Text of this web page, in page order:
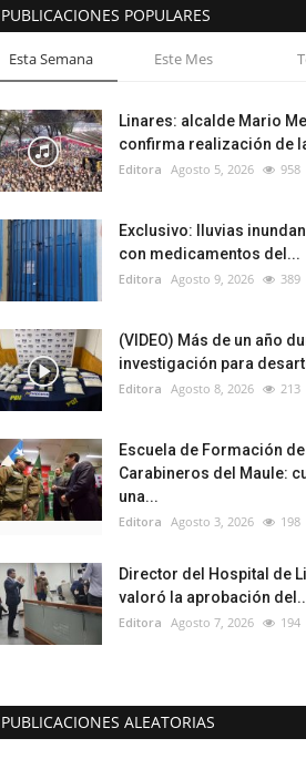
PUBLICACIONES POPULARES
Esta Semana Este Mes
Linares: alcalde Mario
confirma realización de
Editora Agosto 5, 2026 958
Exclusivo: lluvias
con medicamentos del...
Editora Agosto 9, 2026 389
(VIDEO) Más de un año
investigación para
Editora Agosto 8, 2026 213
Escuela de Formación de
Carabineros del Maule:
una...
Editora Agosto 3, 2026 198
Director del Hospital de
valoró la aprobación
Editora Agosto 7, 2026 194
PUBLICACIONES ALEATORIAS